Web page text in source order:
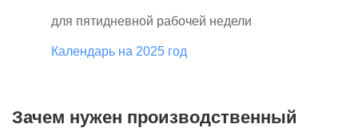
для пятидневной рабочей недели
Календарь на 2025 год
Зачем нужен производственный